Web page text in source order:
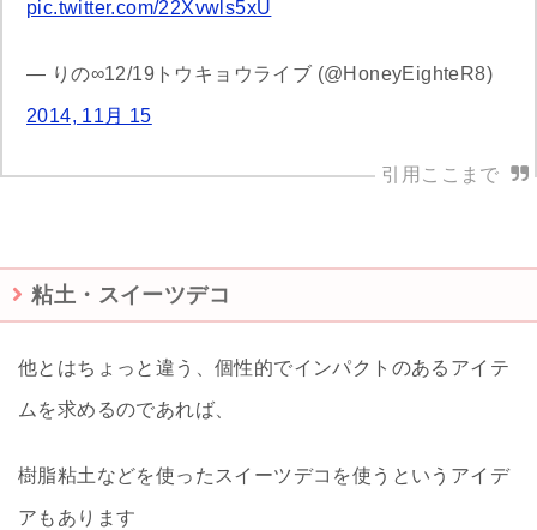
pic.twitter.com/22Xvwls5xU
— りの∞12/19トウキョウライブ (@HoneyEighteR8)
2014, 11月 15
粘土・スイーツデコ
他とはちょっと違う、個性的でインパクトのあるアイテ
ムを求めるのであれば、
樹脂粘土などを使ったスイーツデコを使うというアイデ
アもあります